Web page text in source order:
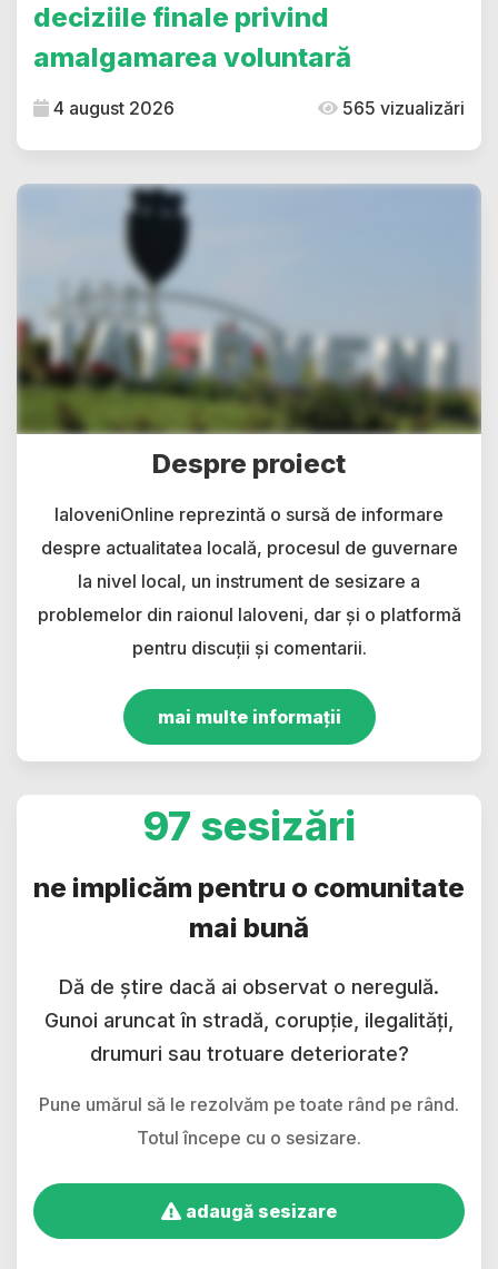
deciziile finale privind
amalgamarea voluntară
4 august 2026 565 vizualizări
Despre proiect
IaloveniOnline reprezintă o sursă de informare
despre actualitatea locală, procesul de guvernare
la nivel local, un instrument de sesizare a
problemelor din raionul Ialoveni, dar și o platformă
pentru discuții și comentarii.
mai multe informații
97 sesizări
ne implicăm pentru o comunitate
mai bună
Dă de știre dacă ai observat o neregulă.
Gunoi aruncat în stradă, corupție, ilegalități,
drumuri sau trotuare deteriorate?
Pune umărul să le rezolvăm pe toate rând pe rând.
Totul începe cu o sesizare.
adaugă sesizare